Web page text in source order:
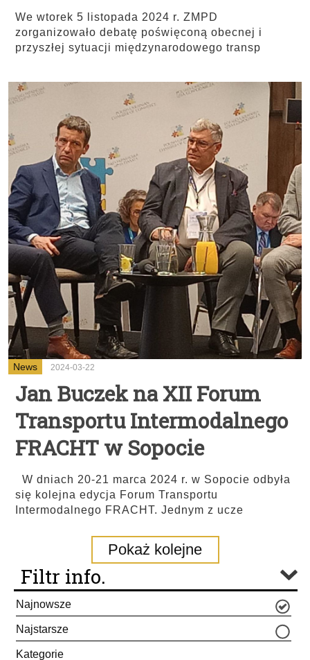
We wtorek 5 listopada 2024 r. ZMPD
zorganizowało debatę poświęconą obecnej i
przyszłej sytuacji międzynarodowego transp
News 2024-03-22
Jan Buczek na XII Forum
Transportu Intermodalnego
FRACHT w Sopocie
W dniach 20-21 marca 2024 r. w Sopocie odbyła
się kolejna edycja Forum Transportu
Intermodalnego FRACHT. Jednym z ucze
Pokaż kolejne
Filtr info.
Najnowsze
Najstarsze
Kategorie